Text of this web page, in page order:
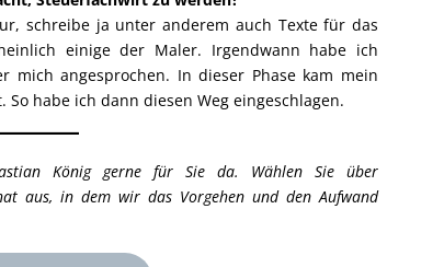
schreibe ja unter anderem auch Texte für das
einige der Maler. Irgendwann habe ich
mich angesprochen. In dieser Phase kam mein
habe ich dann diesen Weg eingeschlagen.
König gerne für Sie da. Wählen Sie über
aus, in dem wir das Vorgehen und den Aufwand